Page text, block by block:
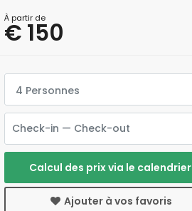
À partir de
€ 150
4 Personnes
Calcul des prix via le calendrier
Ajouter à vos favoris